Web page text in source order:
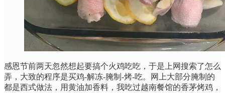
感恩节前两天忽然想起要搞个火鸡吃吃，于是上网搜索了怎么
弄，大致的程序是买鸡-解冻-腌制-烤-吃。网上大部分腌制的
都是西式做法，用黄油加香料，我吃过越南餐馆的香茅烤鸡，